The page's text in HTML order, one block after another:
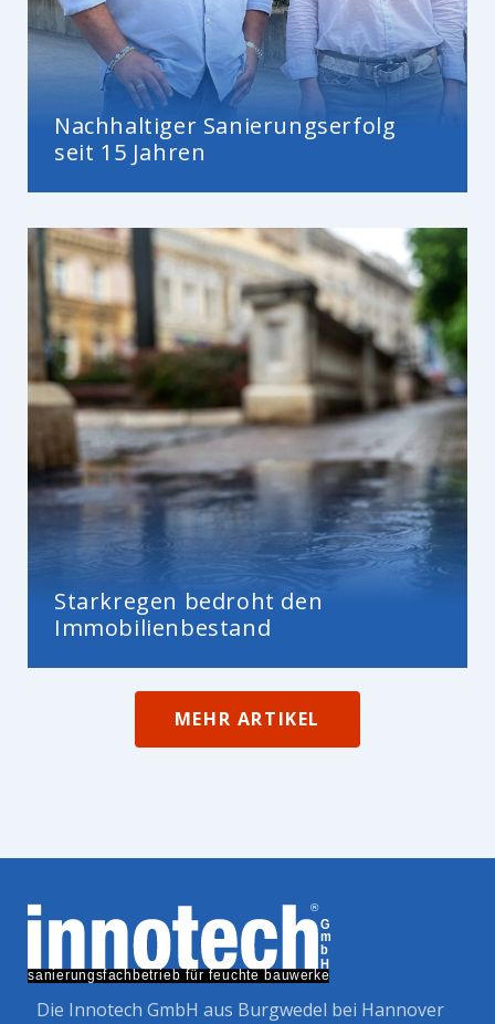
Nachhaltiger Sanierungserfolg
seit 15 Jahren
Starkregen bedroht den
Immobilienbestand
MEHR ARTIKEL
Die Innotech GmbH aus Burgwedel bei Hannover